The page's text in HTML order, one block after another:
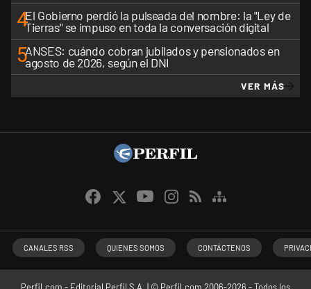
4El Gobierno perdió la pulseada del nombre: la "Ley de
Tierras" se impuso en toda la conversación digital
5ANSES: cuándo cobran jubilados y pensionados en
agosto de 2026, según el DNI
VER MÁS
CANALES RSS QUIENES SOMOS CONTÁCTENOS
Perfil.com - Editorial Perfil S.A. | © Perfil.com 2006-2026 - Todos los